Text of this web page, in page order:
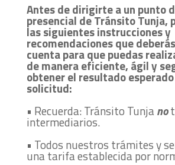
Antes de dirigirte a un punto
presencial de Tránsito Tunja,
las siguientes instrucciones y
recomendaciones que
cuenta para que puedas
de manera eficiente, ágil y
obtener el resultado
solicitud:
• Recuerda: Tránsito Tunjano
intermediarios.
• Todos nuestros trámites y
una tarifa establecida por